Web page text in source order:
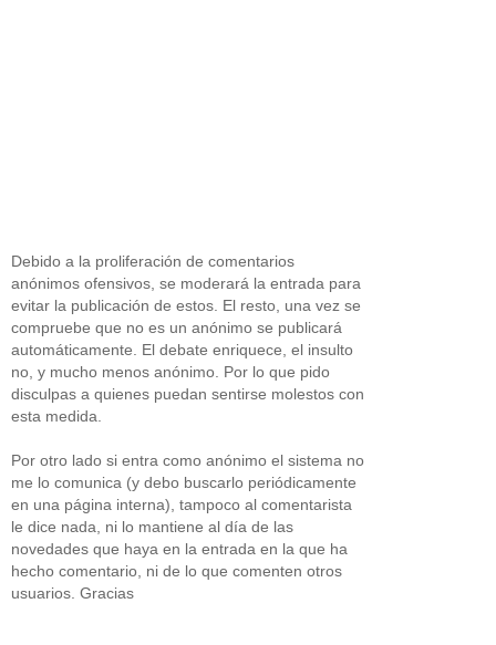
Debido a la proliferación de comentarios
anónimos ofensivos, se moderará la entrada para
evitar la publicación de estos. El resto, una vez se
compruebe que no es un anónimo se publicará
automáticamente. El debate enriquece, el insulto
no, y mucho menos anónimo. Por lo que pido
disculpas a quienes puedan sentirse molestos con
esta medida.
Por otro lado si entra como anónimo el sistema no
me lo comunica (y debo buscarlo periódicamente
en una página interna), tampoco al comentarista
le dice nada, ni lo mantiene al día de las
novedades que haya en la entrada en la que ha
hecho comentario, ni de lo que comenten otros
usuarios. Gracias